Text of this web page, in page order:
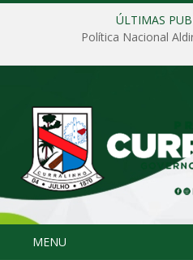
ÚLTIMAS
Política Nacional
MENU